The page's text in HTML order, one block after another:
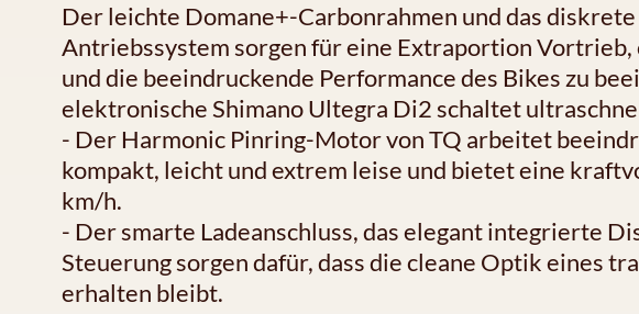
Der leichte Domane+-Carbonrahmen und das
Antriebssystem sorgen für eine Extraportion Vortrieb,
und die beeindruckende Performance des Bikes zu
elektronische Shimano Ultegra Di2 schaltet
- Der Harmonic Pinring-Motor von TQ arbeitet
kompakt, leicht und extrem leise und bietet eine
km/h.
- Der smarte Ladeanschluss, das elegant integrierte
Steuerung sorgen dafür, dass die cleane Optik eines
erhalten bleibt.